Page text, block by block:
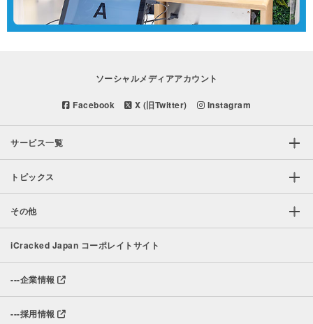
ソーシャルメディアアカウント
Facebook X (旧Twitter) Instagram
サービス一覧
トピックス
その他
iCracked Japan コーポレイトサイト
---企業情報
---採用情報